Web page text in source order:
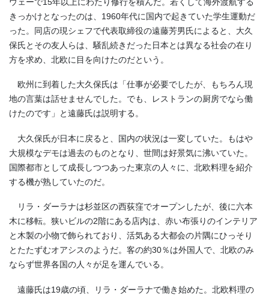
きっかけとなったのは、1960年代に国内で起きていた学生運動だ
った。同店の現シェフで代表取締役の遠藤芳男氏によると、大久
保氏とその友人らは、騒乱続きだった日本とは異なる社会の在り
方を求め、北欧に目を向けたのだという。
欧州に到着した大久保氏は「仕事が必要でしたが、もちろん現
地の言葉は話せませんでした。でも、レストランの厨房でなら働
けたのです」と遠藤氏は説明する。
大久保氏が日本に戻ると、国内の状況は一変していた。もはや
大規模なデモは過去のものとなり、世間は好景気に沸いていた。
国際都市として成長しつつあった東京の人々に、北欧料理を紹介
する機が熟していたのだ。
リラ・ダーラナは杉並区の西荻窪でオープンしたが、後に六本
木に移転。狭いビルの2階にある店内は、赤い布張りのインテリア
と木製の小物で飾られており、活気ある大都会の片隅にひっそり
とたたずむオアシスのようだ。客の約30％は外国人で、北欧のみ
ならず世界各国の人々が足を運んでいる。
遠藤氏は19歳の頃、リラ・ダーラナで働き始めた。北欧料理の